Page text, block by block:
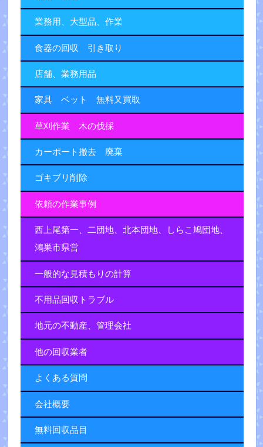
業務用、大型品、作業
食器の回収 引き取り
店舗、業務用品
家具 ベット 無料又買取
草刈作業 木の伐採
カーポート撤去 廃棄
ゴキブリ削除
依頼の作業事例
西上尾第一、二団地、北本団地、しらこ鳩団地、
鴻巣市県営
一般的な見積もりの計算
不用品回収トラブル
地元の不動産、管理会社
他の回収業者
よくある質問
会社概要
無料回収品目